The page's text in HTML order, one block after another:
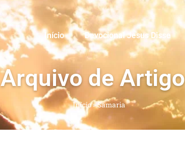
Início Devocional Jesus Disse
Arquivo de
Início»Samaria